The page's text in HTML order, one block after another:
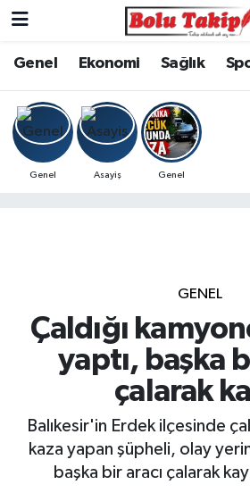
Genel Ekonomi Sağlık
Genel Asayiş Genel
GENEL
Çaldığı
yaptı, başka
çalarak
Balıkesir'in Erdek ilçesinde
kaza yapan şüpheli, olay
başka bir aracı çalarak